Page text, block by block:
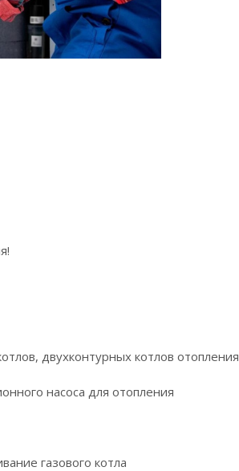
двухконтурных котлов отопления
насоса для отопления
газового котла